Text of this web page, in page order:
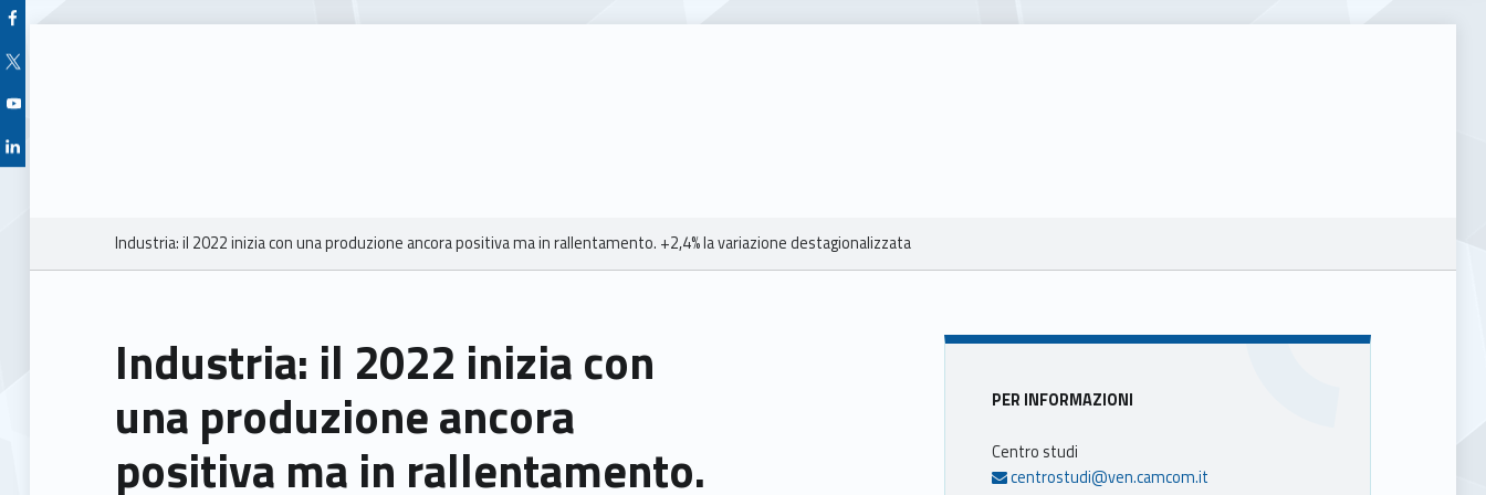
Facebook Unioncamere Veneto
Twitter Unioncamere Veneto
Youtube Unioncamere Veneto
Linkedin Unioncamere Veneto
Breadcrumbs navigation
Industria: il 2022 inizia con una produzione ancora positiva ma in rallentamento. +2,4% la variazione destagionalizzata
Industria: il 2022 inizia con
una produzione ancora
positiva ma in rallentamento.
Sidebar
PER INFORMAZIONI
Centro studi
centrostudi@ven.camcom.it